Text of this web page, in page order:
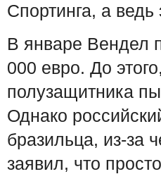
Спортинга, а
В январе Вендел
000 евро. До
полузащитника
Однако
бразильца, из-за
заявил, что